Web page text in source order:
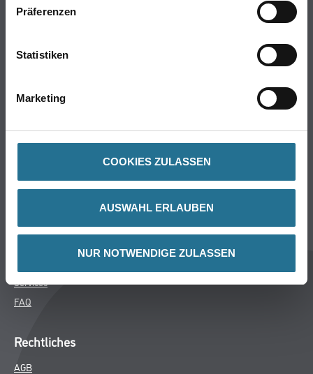
Präferenzen
Statistiken
Marketing
COOKIES ZULASSEN
AUSWAHL ERLAUBEN
NUR NOTWENDIGE ZULASSEN
Putze- und Spachtelmassen
Wand- & Deckenbeläge
Über uns
MPlus
Services
FAQ
Rechtliches
AGB